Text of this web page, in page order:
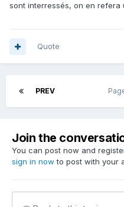
sont interressés, on en refera
Quote
PREV
Join the
You can post now and
sign in now to post with your